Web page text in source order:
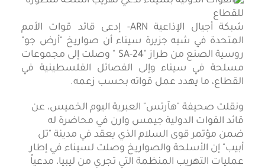
شبكة أجيال الإذاعية ARN- إدعى قائد قوات الأمم
المتحدة في شبه جزيرة سيناء أن صواريخ "أرض جو"
روسية الصنع من طراز "SA-24 " وصلت إلى مجموعات
مسلحة في سيناء وإلى الفصائل الفلسطينية في
القطاع، ما يهدد عمل قواته بحسب زعمه.
ونقلت صحيفة "هآرتس" العبرية اليوم الخميس، عن
قائد القوات الدولية جيمس وارن في محاضرة له
ضمن مؤتمر قوى السلام الذي يعقد في مدينة "تل
أبيب" إن الأسلحة والصواريخ وصلت لسيناء في إطار
عمليات التهريب المنظمة التي تجري من ليبيا، مدعياً